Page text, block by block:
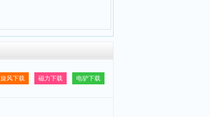
旋风下载 磁力下载 电驴下载